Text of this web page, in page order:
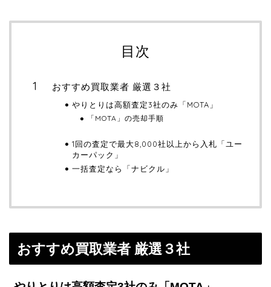
目次
おすすめ買取業者 厳選３社
やりとりは高額査定3社のみ「MOTA」
「MOTA」の売却手順
1回の査定で最大8,000社以上から入札「ユー
カーパック」
一括査定なら「ナビクル」
おすすめ買取業者 厳選３社